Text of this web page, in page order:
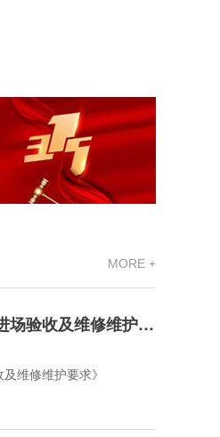
MORE +
《通风排烟系统防火阀门进场验收及维修维护要求》
维修维护要求》